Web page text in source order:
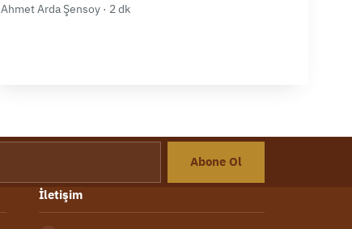
Ahmet Arda Şensoy · 2 dk
Abone Ol
İletişim